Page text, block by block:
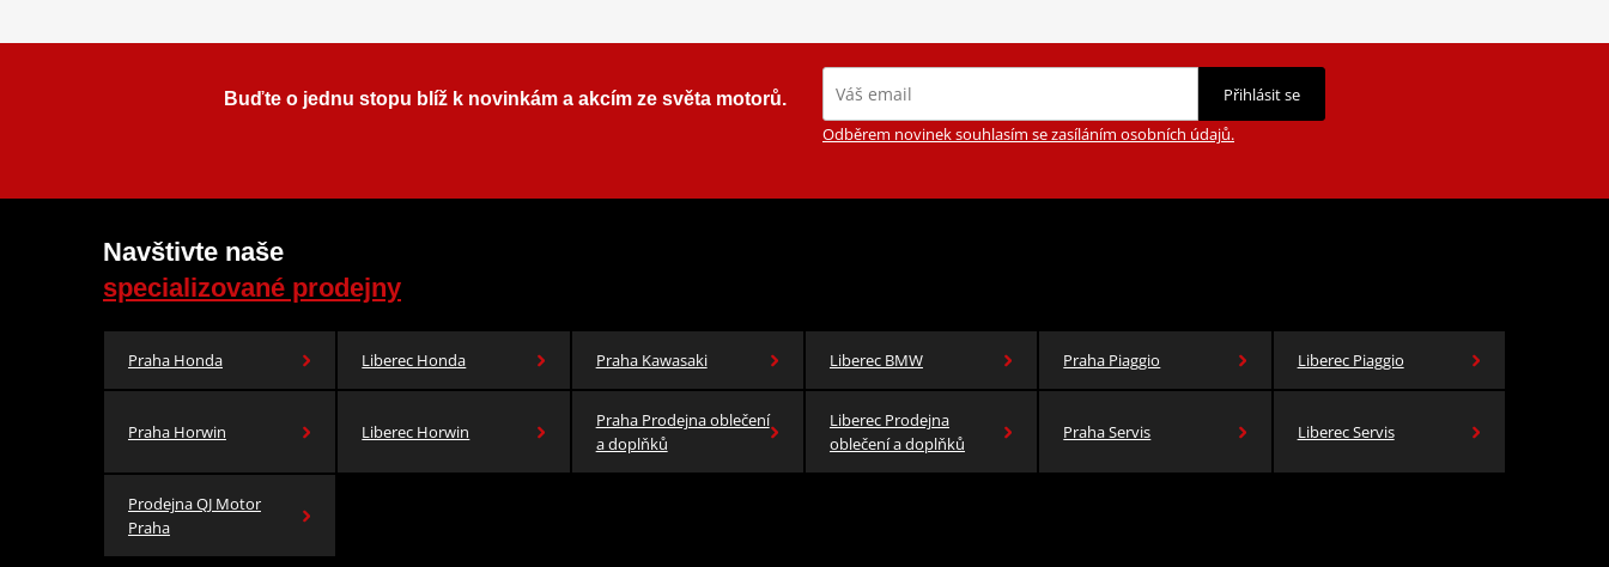
Buďte o jednu stopu blíž k novinkám a akcím ze světa motorů.
Přihlásit se
Odběrem novinek souhlasím se zasíláním osobních údajů.
Navštivte naše
specializované prodejny
Praha Honda Liberec Honda Praha Kawasaki Liberec BMW Praha Piaggio Liberec Piaggio
Praha Horwin Liberec Horwin
Praha Prodejna oblečení
a doplňků
Liberec Prodejna
oblečení a doplňků
Praha Servis Liberec Servis
Prodejna QJ Motor
Praha